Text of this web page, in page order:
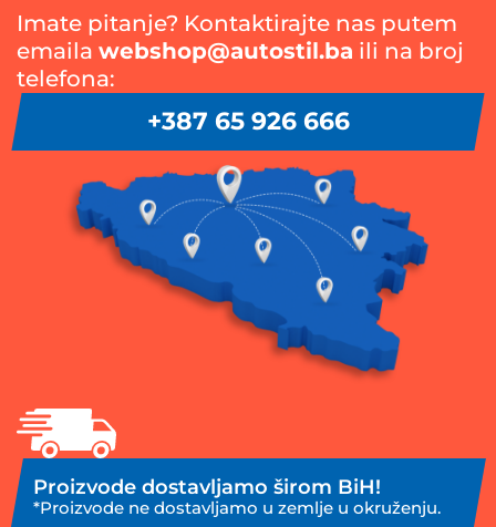
Imate pitanje? Kontaktirajte nas putem
emaila webshop@autostil.ba ili na broj
telefona:
+387 65 926 666
Proizvode dostavljamo širom BiH!
*Proizvode ne dostavljamo u zemlje u okruženju.